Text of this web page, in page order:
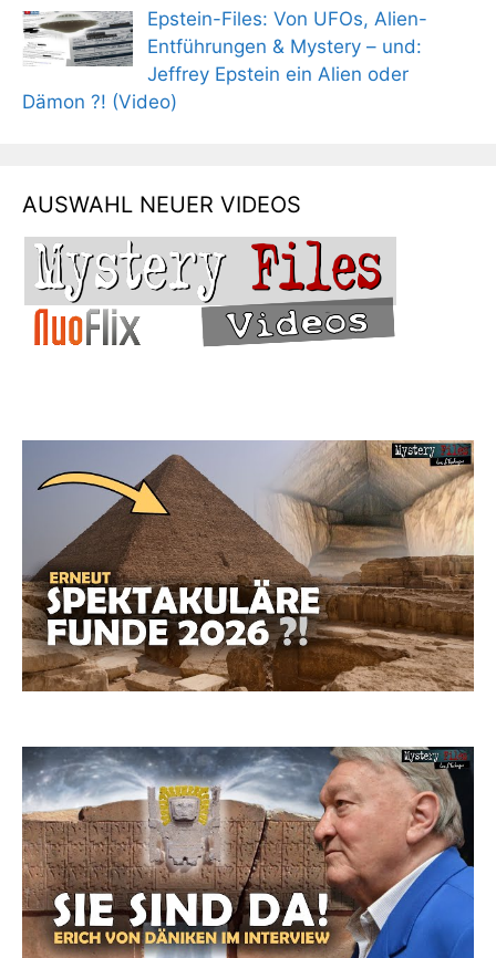
Epstein-Files: Von UFOs, Alien-
Entführungen & Mystery – und:
Jeffrey Epstein ein Alien oder
Dämon ?! (Video)
AUSWAHL NEUER VIDEOS